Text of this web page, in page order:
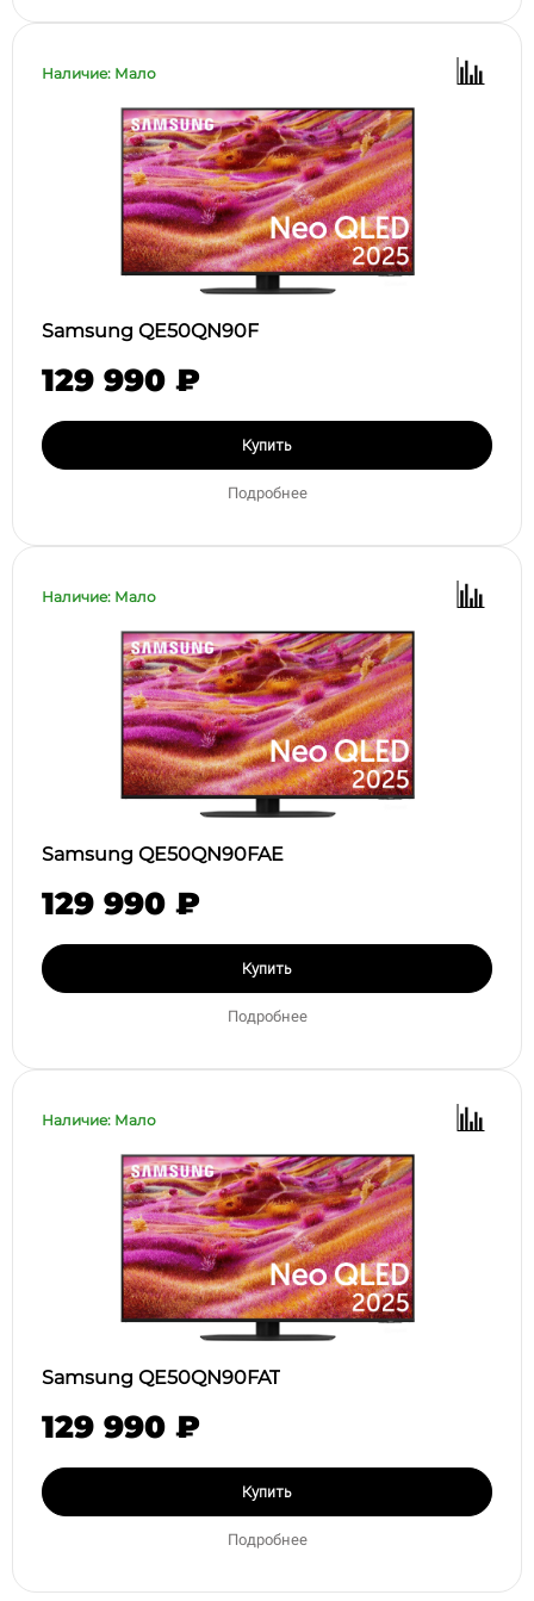
Наличие: Мало
Samsung QE50QN90F
129 990 ₽
Купить
Подробнее
Наличие: Мало
Samsung QE50QN90FAE
129 990 ₽
Купить
Подробнее
Наличие: Мало
Samsung QE50QN90FAT
129 990 ₽
Купить
Подробнее